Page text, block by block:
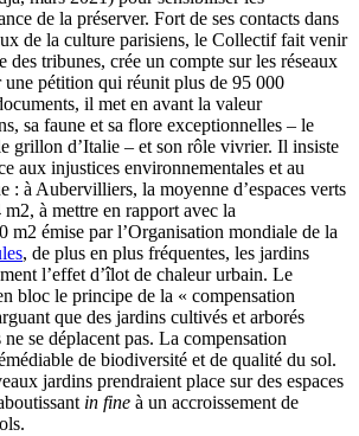
de la préserver. Fort de ses contacts dans
de la culture parisiens, le Collectif fait venir
des tribunes, crée un compte sur les réseaux
pétition qui réunit plus de 95 000
il met en avant la valeur
sa faune et sa flore exceptionnelles – le
grillon d’Italie – et son rôle vivrier. Il insiste
aux injustices environnementales et au
: à Aubervilliers, la moyenne d’espaces verts
à mettre en rapport avec la
m2 émise par l’Organisation mondiale de la
, de plus en plus fréquentes, les jardins
l’effet d’îlot de chaleur urbain. Le
bloc le principe de la « compensation
que des jardins cultivés et arborés
se déplacent pas. La compensation
de biodiversité et de qualité du sol.
jardins prendraient place sur des espaces
in fine à un accroissement de